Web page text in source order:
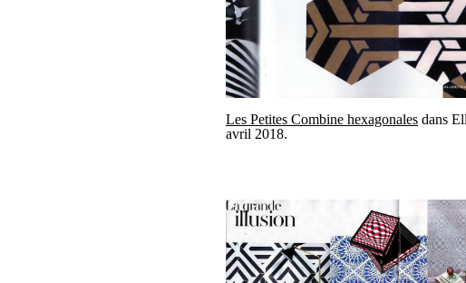
Les Petites Combine hexagonales dans
avril 2018.